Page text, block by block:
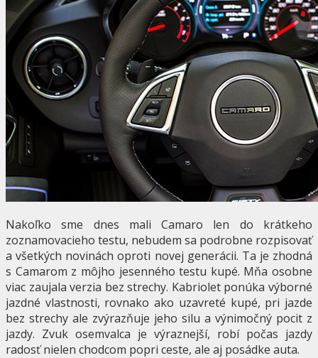
Nakoľko sme dnes mali Camaro len do krátkeho
zoznamovacieho testu, nebudem sa podrobne rozpisovať
a všetkých novinách oproti novej generácii. Ta je zhodná
s Camarom z môjho jesenného testu kupé. Mňa osobne
viac zaujala verzia bez strechy. Kabriolet ponúka výborné
jazdné vlastnosti, rovnako ako uzavreté kupé, pri jazde
bez strechy ale zvýrazňuje jeho silu a výnimočný pocit z
jazdy. Zvuk osemvalca je výraznejší, robí počas jazdy
radosť nielen chodcom popri ceste, ale aj posádke auta.